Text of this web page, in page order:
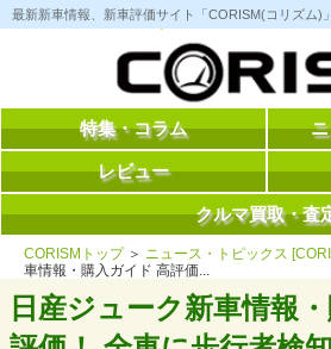
コ
ン
へ
最新新車情報、新車評価サイト「CORISM(コリズム
特集・コラム
レビュー
クルマ買取・査
CORISMトップ＞ ニュース・トピックス
車情報・購入ガイド 高評価...
日産ジューク新車情報